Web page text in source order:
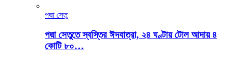
পদ্মা সেতু
পদ্মা সেতুতে স্বস্তির ঈদযাত্রা, ২৪ ঘণ্টায় টোল আদায় ৪
কোটি ৮০…